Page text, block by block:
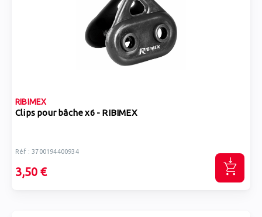
RIBIMEX
Clips pour bâche x6 - RIBIMEX
Réf : 3700194400934
3,50 €